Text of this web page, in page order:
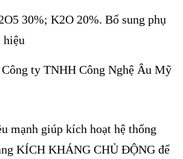
30%; K2O 20%. Bổ sung phụ
hiệu
Công ty TNHH Công Nghệ Âu Mỹ
mạnh giúp kích hoạt hệ thống
KÍCH KHÁNG CHỦ ĐỘNG để